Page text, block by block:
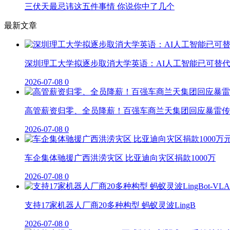
三伏天最忌讳这五件事情 你说你中了几个
最新文章
深圳理工大学拟逐步取消大学英语：AI人工智能已可替代
2026-07-08 0
高管薪资归零、全员降薪！百强车商兰天集团回应暴雷
2026-07-08 0
车企集体驰援广西洪涝灾区 比亚迪向灾区捐款1000万
2026-07-08 0
支持17家机器人厂商20多种构型 蚂蚁灵波LingB
2026-07-08 0